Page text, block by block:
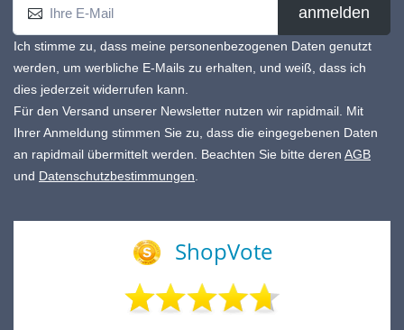
anmelden
Ich stimme zu, dass meine personenbezogenen Daten genutzt
werden, um werbliche E-Mails zu erhalten, und weiß, dass ich
dies jederzeit widerrufen kann.
Für den Versand unserer Newsletter nutzen wir rapidmail. Mit
Ihrer Anmeldung stimmen Sie zu, dass die eingegebenen Daten
an rapidmail übermittelt werden. Beachten Sie bitte deren AGB
und Datenschutzbestimmungen.
ShopVote